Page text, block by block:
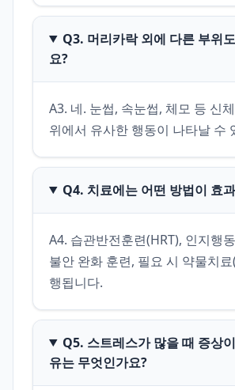
Q3. 머리카락 외에 다른 부위
요?
A3. 네. 눈썹, 속눈썹, 체모 등 신
위에서 유사한 행동이 나타날 수
Q4. 치료에는 어떤 방법이 효
A4. 습관반전훈련(HRT), 인지행
불안 완화 훈련, 필요 시 약물치료
행됩니다.
Q5. 스트레스가 많을 때 증상
유는 무엇인가요?